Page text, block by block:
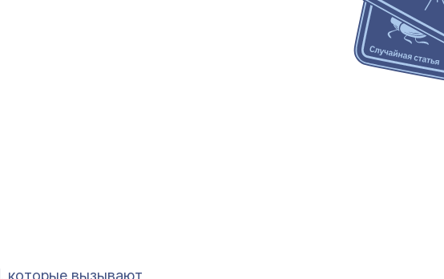
, которые вызывают